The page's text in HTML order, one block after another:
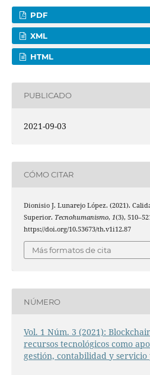
PDF
XML
HTML
PUBLICADO
2021-09-03
CÓMO CITAR
Dionisio J. Lunarejo López. (2021).
Superior. Tecnohumanismo, 1(3),
https://doi.org/10.53673/th.v1i12.87
Más formatos de cita
NÚMERO
Vol. 1 Núm. 3 (2021):
recursos tecnológicos como
gestión, contabilidad y